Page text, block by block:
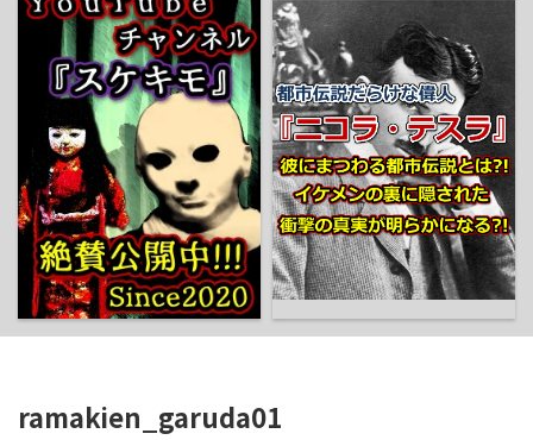
ramakien_garuda01